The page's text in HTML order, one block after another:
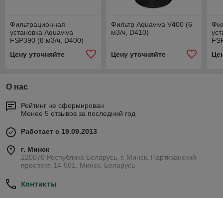
Фильтрационная
установка Aquaviva
FSP390 (8 м3/ч, D400)
Цену уточняйте
Фильтр Aquaviva V400 (6
м3/ч, D410)
Цену уточняйте
О нас
Рейтинг не сформирован
Менее 5 отзывов за последний год
Работает с 19.09.2013
г. Минск
220070 Республика Беларусь, г. Минск, Партизанский
проспект, 14-501, Минск, Беларусь
Контакты